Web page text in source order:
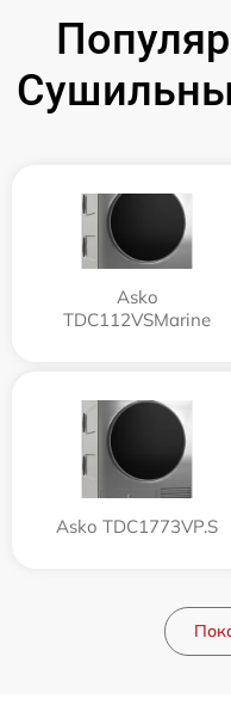
Asko
TDC112VSMarine
Asko TDC1773VP.S